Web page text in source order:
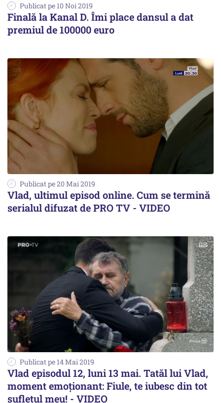
Publicat pe 10 Noi 2019
Finală la Kanal D. Îmi place dansul a dat
premiul de 100000 euro
Publicat pe 20 Mai 2019
Vlad, ultimul episod online. Cum se termină
serialul difuzat de PRO TV - VIDEO
Publicat pe 14 Mai 2019
Vlad episodul 12, luni 13 mai. Tatăl lui Vlad,
moment emoționant: Fiule, te iubesc din tot
sufletul meu! - VIDEO